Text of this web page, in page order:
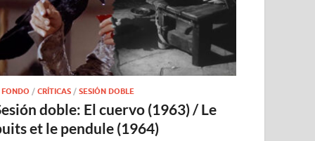
/CRÍTICAS /SESIÓN DOBLE
doble: El cuervo (1963) / Le
et le pendule (1964)